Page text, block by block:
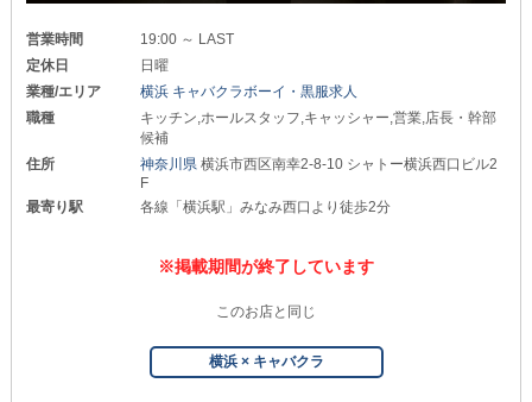
営業時間
19:00 ～ LAST
定休日
日曜
業種/エリア
横浜 キャバクラボーイ・黒服求人
職種
キッチン,ホールスタッフ,キャッシャー,営業,店長・幹部
候補
住所
神奈川県横浜市西区南幸2-8-10 シャトー横浜西口ビル2
F
最寄り駅
各線「横浜駅」みなみ西口より徒歩2分
※掲載期間が終了しています
このお店と同じ
横浜 × キャバクラ